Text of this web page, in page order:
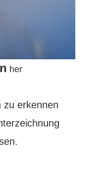
her
zu erkennen